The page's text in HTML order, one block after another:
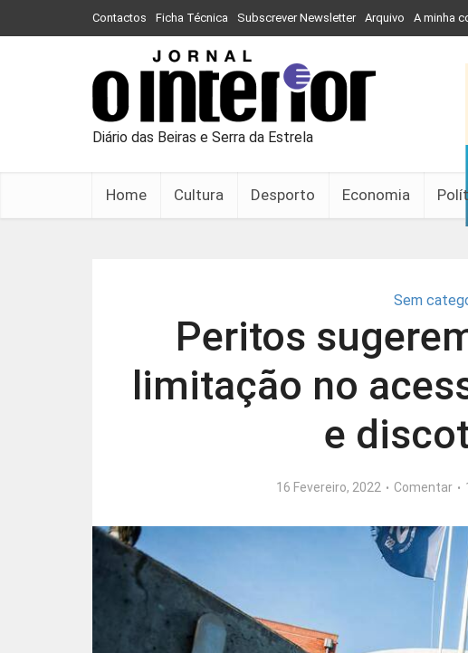
Contactos Ficha Técnica Subscrever Newsletter Arquivo A minha
Diário das Beiras e Serra da Estrela
Home Cultura Desporto Economia
Sem
Peritos
limitação no
e
16 Fevereiro, 2022 Comentar